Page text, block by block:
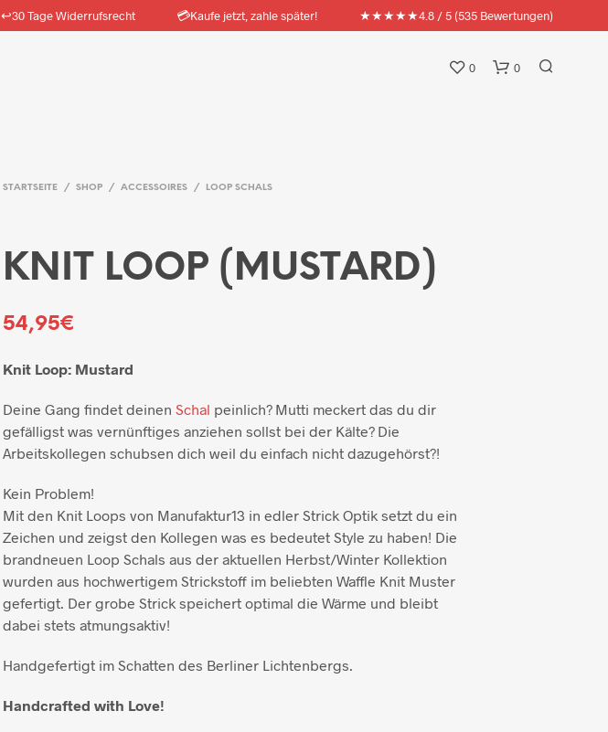
↩️30 Tage Widerrufsrecht 💳Kaufe jetzt, zahle später! ★★★★★4.8 / 5 (535 Bewertungen)
0 0
STARTSEITE / SHOP / ACCESSOIRES / LOOP SCHALS
KNIT LOOP (MUSTARD)
54,95€
Knit Loop: Mustard
Deine Gang findet deinen Schal peinlich? Mutti meckert das du dir
gefälligst was vernünftiges anziehen sollst bei der Kälte? Die
Arbeitskollegen schubsen dich weil du einfach nicht dazugehörst?!
Kein Problem!
Mit den Knit Loops von Manufaktur13 in edler Strick Optik setzt du ein
Zeichen und zeigst den Kollegen was es bedeutet Style zu haben! Die
brandneuen Loop Schals aus der aktuellen Herbst/Winter Kollektion
wurden aus hochwertigem Strickstoff im beliebten Waffle Knit Muster
gefertigt. Der grobe Strick speichert optimal die Wärme und bleibt
dabei stets atmungsaktiv!
Handgefertigt im Schatten des Berliner Lichtenbergs.
Handcrafted with Love!